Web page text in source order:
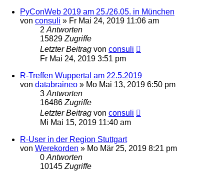
PyConWeb 2019 am 25./26.05. in München
von consuli » Fr Mai 24, 2019 11:06 am
2 Antworten
15829 Zugriffe
Letzter Beitrag von consuli
Fr Mai 24, 2019 3:51 pm
R-Treffen Wuppertal am 22.5.2019
von databraineo » Mo Mai 13, 2019 6:50 pm
3 Antworten
16486 Zugriffe
Letzter Beitrag von consuli
Mi Mai 15, 2019 11:40 am
R-User in der Region Stuttgart
von Werekorden » Mo Mär 25, 2019 8:21 pm
0 Antworten
10145 Zugriffe